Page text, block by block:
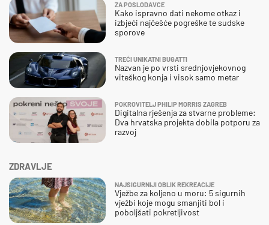
ZDRAVLJE
NAJSIGURNIJI OBLIK REKREACIJE
Vježbe za koljeno u moru: 5 sigurnih
vježbi koje mogu smanjiti bol i
poboljšati pokretljivost
ZA POSLODAVCE
Kako ispravno dati nekome otkaz i
izbjeći najčešće pogreške te sudske
sporove
TREĆI UNIKATNI BUGATTI
Nazvan je po vrsti srednjovjekovnog
viteškog konja i visok samo metar
POKROVITELJ PHILIP MORRIS ZAGREB
Digitalna rješenja za stvarne probleme:
Dva hrvatska projekta dobila potporu za
razvoj